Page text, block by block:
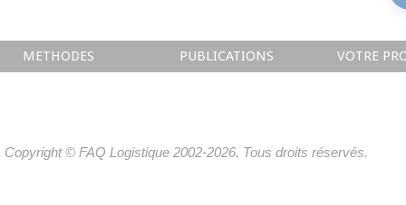
METHODES PUBLICATIONS VOTRE
Copyright © FAQ Logistique 2002-2026. Tous droits réservés.